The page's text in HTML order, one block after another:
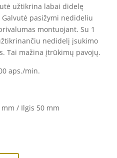
užtikrina labai didelę
pasižymi nedideliu
montuojant. Su 1
nedidelį įsukimo
Tai mažina įtrūkimų pavojų.
aps./min.
/ Ilgis 50 mm